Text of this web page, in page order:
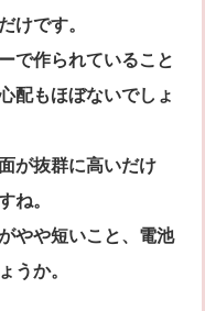
けです。
で作られていること
配もほぼないでしょ
が抜群に高いだけ
ね。
やや短いこと、電池
うか。